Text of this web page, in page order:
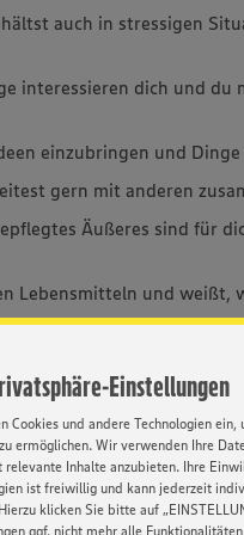
Einstellungen
Cookies und andere Technologien
ermöglichen. Wir verwenden Ihre
relevante Inhalte anzubieten. Ihre
ist freiwillig und kann jederzeit
klicken Sie bitte auf
ggf. nicht mehr alle
auch in stressigen
interessieren dich und du
einzubringen und
gern mit anderen
Äußeres sind für
Lebensmitteln und weißt,
zum BWL-
Kaufmann im
Qualitätsniveau eines